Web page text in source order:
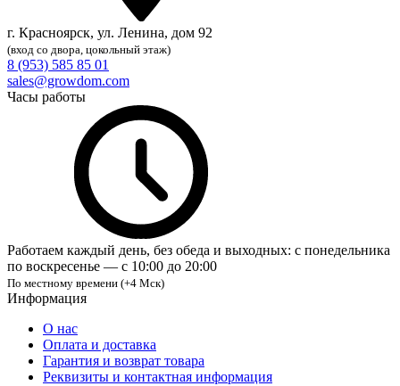
г. Красноярск, ул. Ленина, дом 92
(вход со двора, цокольный этаж)
8 (953) 585 85 01
sales@growdom.com
Часы работы
Работаем каждый день, без обеда и выходных: с понедельника
по воскресенье — с 10:00 до 20:00
По местному времени (+4 Мск)
Информация
О нас
Оплата и доставка
Гарантия и возврат товара
Реквизиты и контактная информация